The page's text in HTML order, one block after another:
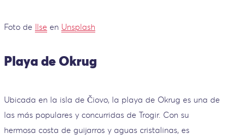
Foto de Ilse en Unsplash
Playa de Okrug
Ubicada en la isla de Čiovo, la playa de Okrug es una de
las más populares y concurridas de Trogir. Con su
hermosa costa de guijarros y aguas cristalinas, es